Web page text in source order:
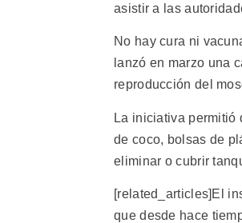
asistir a las
No hay cura ni
lanzó en marzo una
reproducción del
La iniciativa permitió
de coco, bolsas de
eliminar o cubrir
[related_articles]El
que desde hace